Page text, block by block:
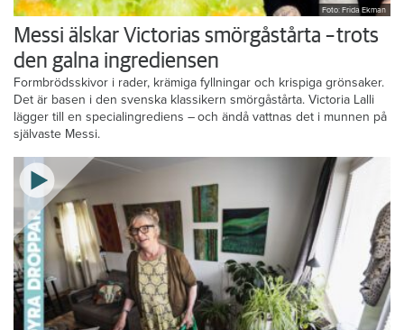
Foto: Frida Ekman
Messi älskar Victorias smörgåstårta – trots
den galna ingrediensen
Formbrödsskivor i rader, krämiga fyllningar och krispiga grönsaker.
Det är basen i den svenska klassikern smörgåstårta. Victoria Lalli
lägger till en specialingrediens – och ändå vattnas det i munnen på
självaste Messi.